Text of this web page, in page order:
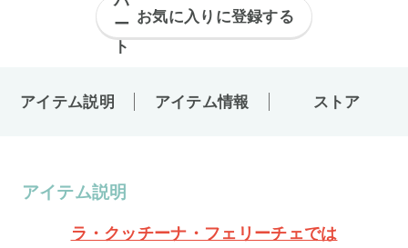
お気に入りに登録する
アイテム説明 アイテム情報 ストア
アイテム説明
ラ・クッチーナ・フェリーチェでは